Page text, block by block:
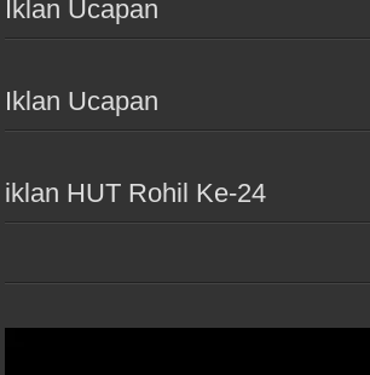
Iklan Ucapan
Iklan Ucapan
iklan HUT Rohil Ke-24